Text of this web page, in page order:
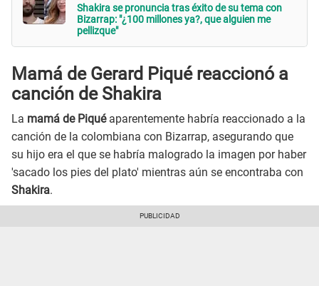
Shakira se pronuncia tras éxito de su tema con
Bizarrap: "¿100 millones ya?, que alguien me
pellizque"
Mamá de Gerard Piqué reaccionó a
canción de Shakira
La mamá de Piqué aparentemente habría reaccionado a la
canción de la colombiana con Bizarrap, asegurando que
su hijo era el que se habría malogrado la imagen por haber
'sacado los pies del plato' mientras aún se encontraba con
Shakira.